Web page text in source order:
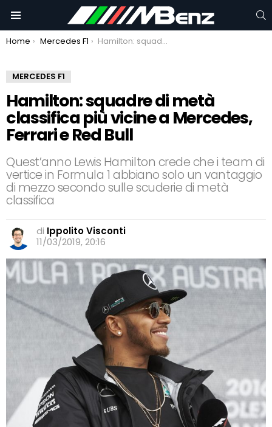
You are here:
Home Mercedes F1 Hamilton: squadre di metà classifica più vicine a Mercedes, Ferrari e Red Bull
MERCEDES F1
Hamilton: squadre di metà
classifica più vicine a Mercedes,
Ferrari e Red Bull
Quest’anno Lewis Hamilton crede che i team di
vertice in Formula 1 abbiano solo un vantaggio
di mezzo secondo sulle scuderie di metà
classifica
di Ippolito Visconti
11/03/2019, 20:16